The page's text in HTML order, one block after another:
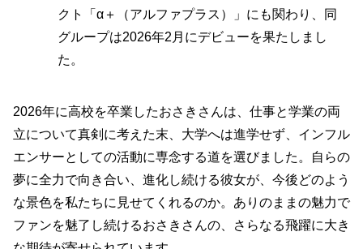
クト「α＋（アルファプラス）」にも関わり、同
グループは2026年2月にデビューを果たしまし
た。
2026年に高校を卒業したおさきさんは、仕事と学業の両
立について真剣に考えた末、大学へは進学せず、インフル
エンサーとしての活動に専念する道を選びました。自らの
夢に全力で向き合い、進化し続ける彼女が、今後どのよう
な景色を私たちに見せてくれるのか。ありのままの魅力で
ファンを魅了し続けるおさきさんの、さらなる飛躍に大き